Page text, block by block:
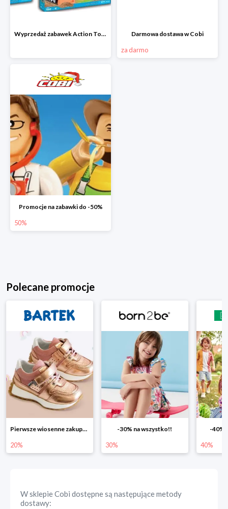
Wyprzedaż zabawek Action Town w Cobi Darmowa dostawa w Cobi
za darmo
Promocje na zabawki do -50%
50%
Polecane promocje
-30% na wszystko!!
30%
-40% na drugą sztukę
40% 25%
W sklepieCobi dostępne są następujące metody
dostawy: